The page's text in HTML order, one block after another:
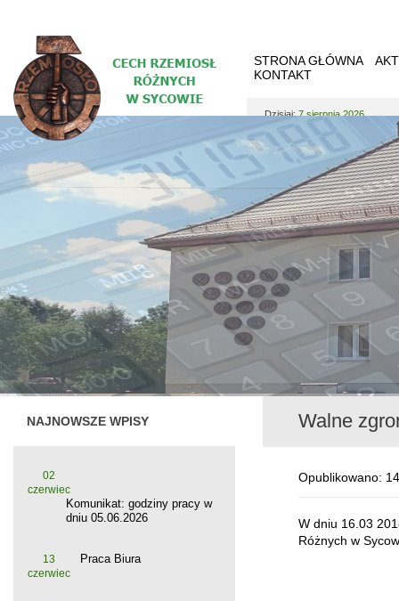
STRONA GŁÓWNA
KONTAKT
Dzisiaj:7 sierpnia 2026
NAJNOWSZE WPISY
02
czerwiec
Komunikat: godziny pracy w
dniu 05.06.2026
13
czerwiec
Praca Biura
Walne
Opublikowano:
W dniu 16.03
Różnych w